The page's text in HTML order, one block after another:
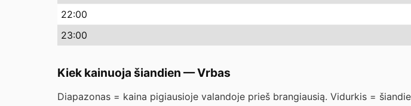
22:00
23:00
Kiek kainuoja šiandien —Vrbas
Diapazonas = kaina pigiausioje valandoje prieš brangiausią. Vidurkis =